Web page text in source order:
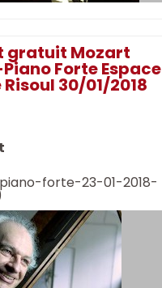
gratuit Mozart
Forte Espace
30/01/2018
forte-23-01-2018-